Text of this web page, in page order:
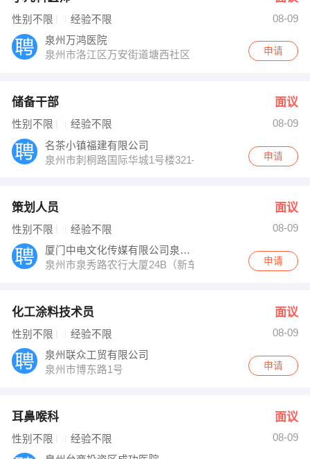
性别不限 经验不限
08-09
泉州万鸿医院
泉州市洛江区万安街道塘西社区
申请
储备干部 面议
性别不限 经验不限
08-09
名茶小镇福建有限公司
泉州市刺桐路国际华城1号楼321—331
申请
策划人员 面议
性别不限 经验不限
08-09
厦门中电文化传媒有限公司泉州分公司
泉州市泉秀路农行大厦24B（新车站对面）
申请
化工涂料技术员 面议
性别不限 经验不限
08-09
泉州联众工贸有限公司
泉州市博东路1号
申请
耳鼻喉科 面议
性别不限 经验不限
08-09